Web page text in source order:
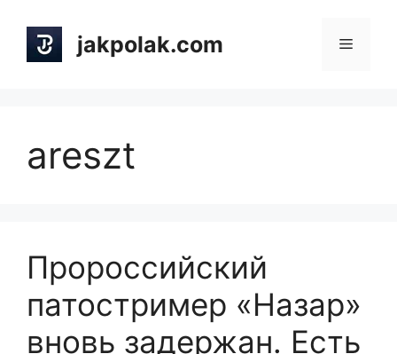
content
jakpolak.com Menu
areszt
Пророссийский
патостример «Назар»
вновь задержан. Есть